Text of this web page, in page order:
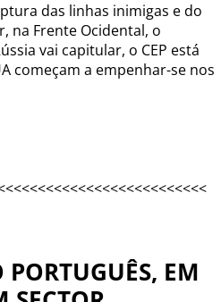
das linhas inimigas e do
na Frente Ocidental, o
vai capitular, o CEP está
começam a empenhar-se nos
EM